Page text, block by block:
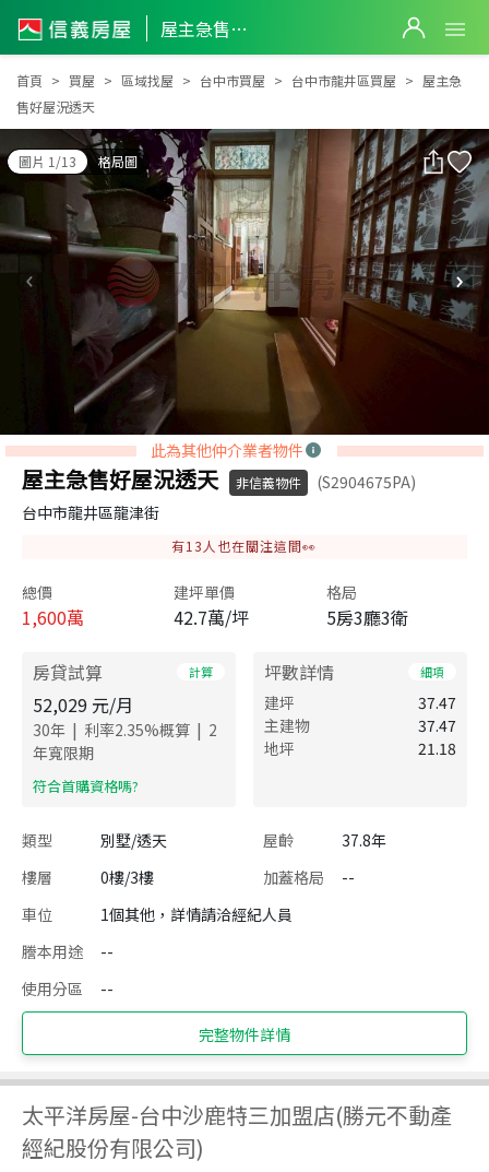
屋主急售好屋況透天
屋主急售好屋況透天
首頁 買屋 區域找屋 台中市買屋 台中市龍井區買屋
屋主急
售好屋況透天
圖片 1/13 格局圖
此為其他仲介業者物件
屋主急售好屋況透天 非信義物件
(S2904675PA)
台中市龍井區龍津街
有13 人也在關注這間👀
總價
1,600萬
建坪單價
42.7萬/坪
格局
5房3廳3衛
房貸試算 計算
52,029 元/月
30年 | 利率2.35%概算 | 2
年寬限期
​符合首購資格嗎?
坪數詳情 細項
建坪
37.47
主建物
37.47
地坪
21.18
類型 別墅/透天 屋齡
37.8年
樓層
0樓/3樓 加蓋格局
--
車位
1個其他，詳情請洽經紀人員
謄本用途
--
使用分區
--
完整物件詳情
太平洋房屋-台中沙鹿特三加盟店(勝元不動產
經紀股份有限公司)